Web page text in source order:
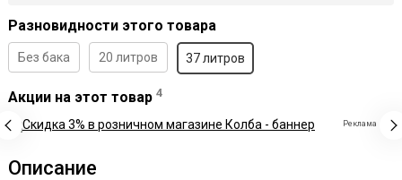
Разновидности этого товара
Без бака 20 литров 37 литров
Акции на этот товар 4
Реклама
Описание